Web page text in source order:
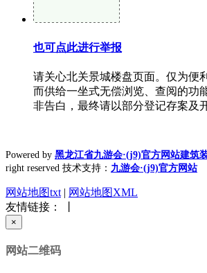
也可点此进行举报
请关心北关景城楼盘页面。仅为便
而供给一坐式无偿浏览、查阅的功
非告白，最终请以部分登记存案及
Powered by 黑龙江省九游会·(j9)官方网站建筑
right reserved 技术支持： 九游会·(j9)官方网站
网站地图txt | 网站地图XML
友情链接： 丨
×
网站二维码